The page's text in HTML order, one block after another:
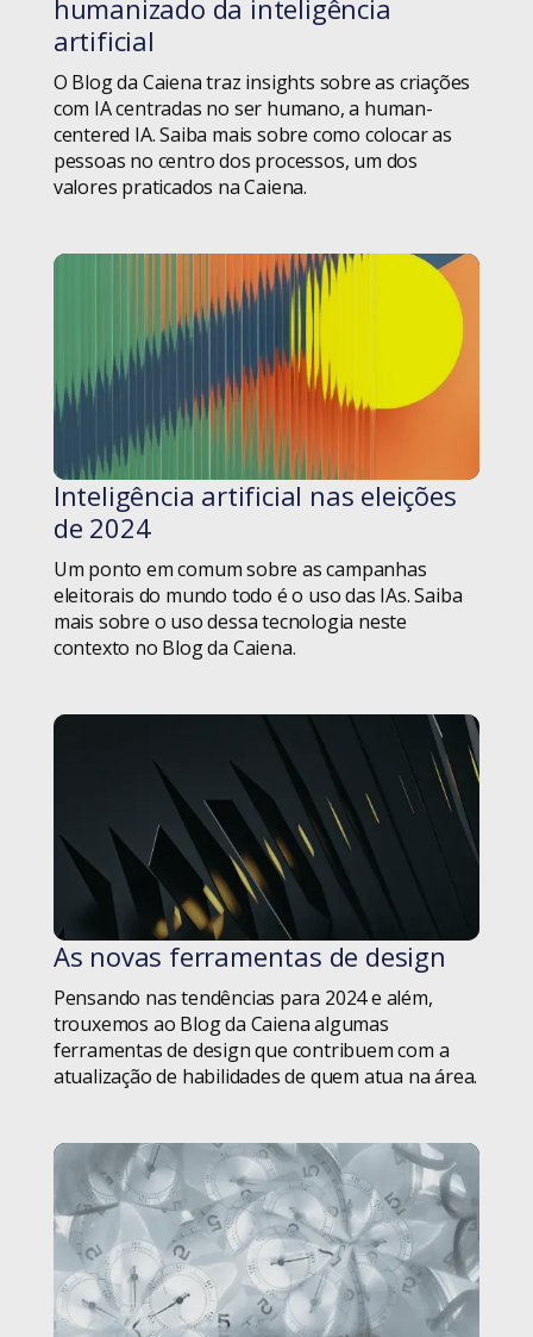
Mulheres na Tecnologia
Novidades
Novo SRH
Observatório
Observatório de Boa Vista
Pessoas
Pessoas
Podcast
Produtividade
Produtos
Projetos
Ruby Empowers!
Ruby on Rails
Saber
Seed
Setor Público
Sistema Financeiro
Soft Skills
Tecnologia
Terceiro setor
TRANSformar
humanizado da inteligência
artificial
O Blog da Caiena traz insights sobre as criações
com IA centradas no ser humano, a human-
centered IA. Saiba mais sobre como colocar as
pessoas no centro dos processos, um dos
valores praticados na Caiena.
#blog
Inteligência artificial nas eleições
de 2024
Um ponto em comum sobre as campanhas
eleitorais do mundo todo é o uso das IAs. Saiba
mais sobre o uso dessa tecnologia neste
contexto no Blog da Caiena.
#blog
As novas ferramentas de design
Pensando nas tendências para 2024 e além,
trouxemos ao Blog da Caiena algumas
ferramentas de design que contribuem com a
atualização de habilidades de quem atua na área.